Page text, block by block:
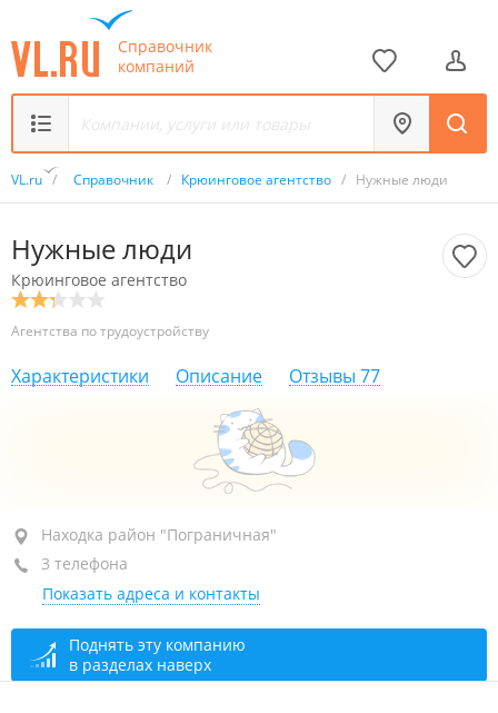
Справочник
компаний
VL.ru / Справочник / Крюинговое агентство / Нужные люди
Нужные люди
Крюинговое агентство
Агентства по трудоустройству
Характеристики Описание Отзывы 77
Находка, район "Пограничная", ул. Пограничная, 6
оф. 414
+7 952 080-99-58
+7 952 080-90-75
+7 924 225-50-34
Находка район "Пограничная"
3 телефона
Показать адреса и контакты
Поднять эту компанию
в разделах наверх